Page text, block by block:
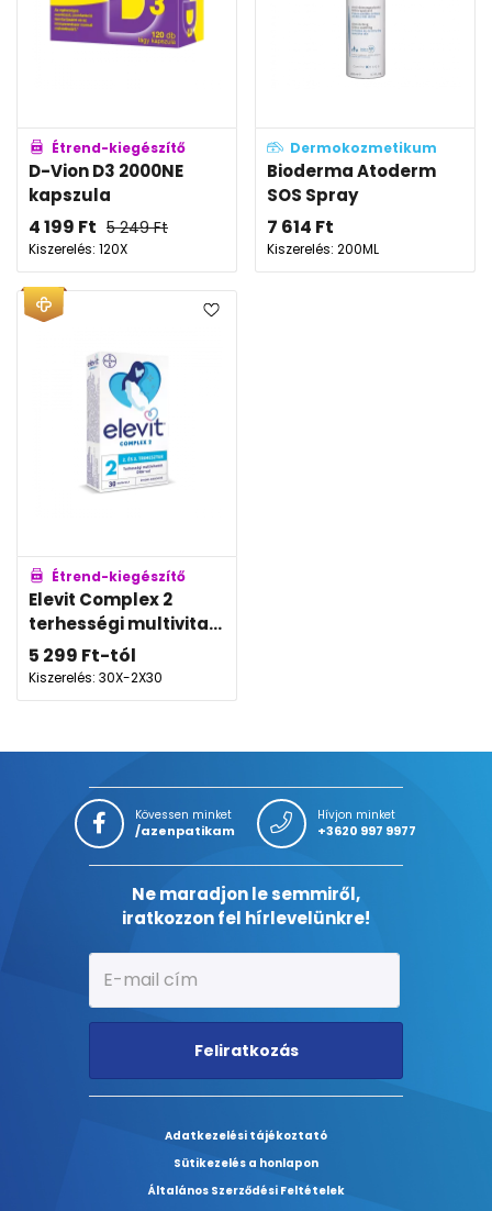
Étrend-kiegészítő
D-Vion D3 2000NE
kapszula
4 199 Ft 5 249Ft
Kiszerelés: 120X
Dermokozmetikum
Bioderma Atoderm
SOS Spray
7 614 Ft
Kiszerelés: 200ML
Étrend-kiegészítő
Elevit Complex 2
terhességi multivita...
5 299 Ft-tól
Kiszerelés: 30X-2X30
Kövessen minket
/azenpatikam
Hívjon minket
+3620 997 9977
Ne maradjon le semmiről,
iratkozzon fel hírlevelünkre!
Feliratkozás
Adatkezelési tájékoztató
Sütikezelés a honlapon
Általános Szerződési Feltételek